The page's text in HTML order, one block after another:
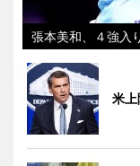
張本美和、４強入
米